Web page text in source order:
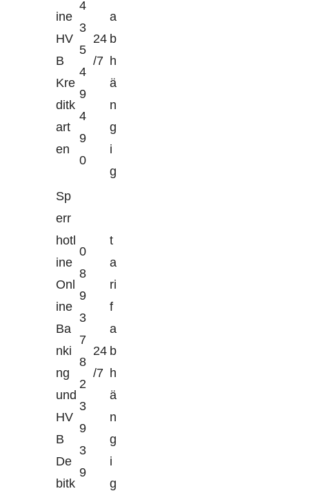
ine
HV
B
Kre
ditk
art
en
4
3
5
4
9
4
9
0
24
/7
a
b
h
ä
n
g
i
g
Sp
err
hotl
ine
Onl
ine
Ba
nki
ng
und
HV
B
De
bitk
0
8
9
3
7
8
2
3
9
3
9
24
/7
t
a
ri
f
a
b
h
ä
n
g
i
g